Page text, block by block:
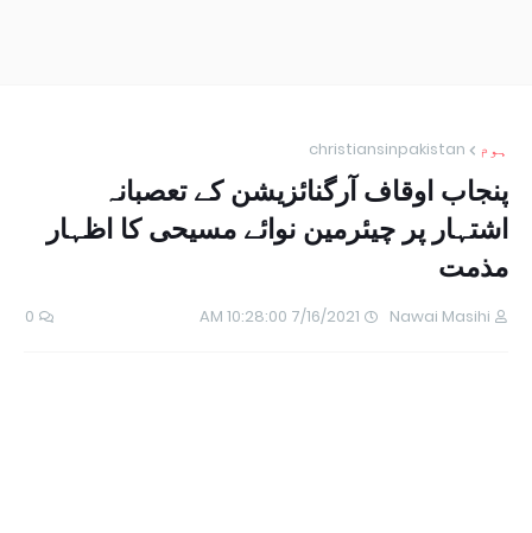
ہوم christiansinpakistan
پنجاب اوقاف آرگنائزیشن کے تعصبانہ
اشتہار پر چیئرمین نوائے مسیحی کا اظہار
مذمت
Nawai Masihi
7/16/2021 10:28:00 AM
0